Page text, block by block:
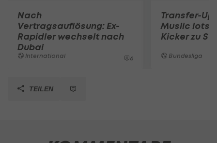
Nach
Vertragsauflösung: Ex-
Rapidler wechselt nach
Dubai
International 6
Transfer-
Muslic lotst
Kicker zu
Bundesliga
TEILEN